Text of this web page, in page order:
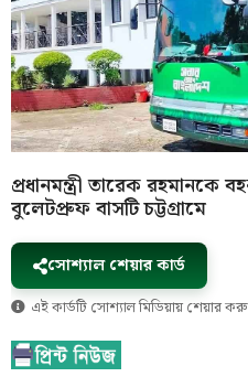
প্রধানমন্ত্রী তারেক
বুলেটপ্রুফ বাসটি চট্টগ্রামে
সোশ্যাল শেয়ার কার্ড
এই কার্ডটি সোশ্যাল মিডিয়ায় শেয়ার